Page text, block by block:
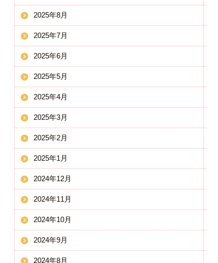
2025年8月
2025年7月
2025年6月
2025年5月
2025年4月
2025年3月
2025年2月
2025年1月
2024年12月
2024年11月
2024年10月
2024年9月
2024年8月